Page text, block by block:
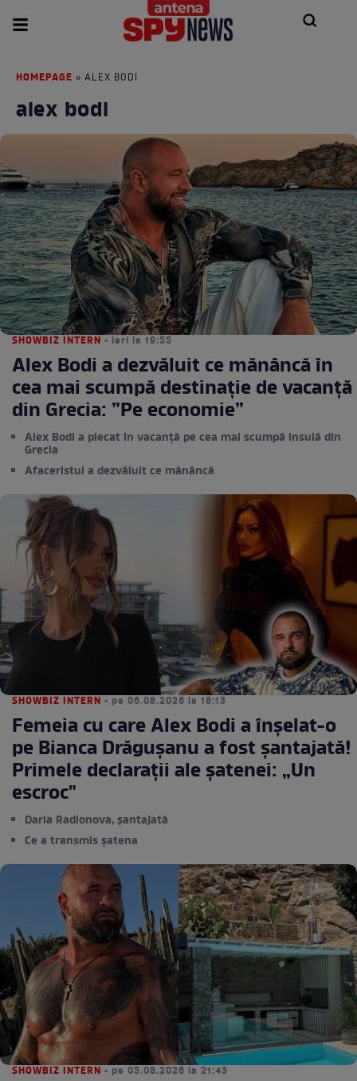
HOMEPAGE » ALEX BODI
alex bodi
SHOWBIZ INTERN • ieri la 19:55
Alex Bodi a dezvăluit ce mănâncă în
cea mai scumpă destinație de vacanță
din Grecia: ”Pe economie”
Alex Bodi a plecat în vacanță pe cea mai scumpă insulă din
Grecia
Afaceristul a dezvăluit ce mănâncă
SHOWBIZ INTERN • pe 06.08.2026 la 18:13
Femeia cu care Alex Bodi a înșelat-o
pe Bianca Drăgușanu a fost șantajată!
Primele declarații ale șatenei: „Un
escroc"
Daria Radionova, șantajată
Ce a transmis șatena
SHOWBIZ INTERN • pe 05.08.2026 la 21:43